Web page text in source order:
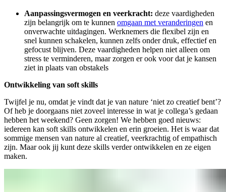
Aanpassingsvermogen en veerkracht: deze vaardigheden
zijn belangrijk om te kunnen omgaan met veranderingen en
onverwachte uitdagingen. Werknemers die flexibel zijn en
snel kunnen schakelen, kunnen zelfs onder druk, effectief en
gefocust blijven. Deze vaardigheden helpen niet alleen om
stress te verminderen, maar zorgen er ook voor dat je kansen
ziet in plaats van obstakels
Ontwikkeling van soft skills
Twijfel je nu, omdat je vindt dat je van nature ‘niet zo creatief bent’?
Of heb je doorgaans niet zoveel interesse in wat je collega’s gedaan
hebben het weekend? Geen zorgen! We hebben goed nieuws:
iedereen kan soft skills ontwikkelen en erin groeien. Het is waar dat
sommige mensen van nature al creatief, veerkrachtig of empathisch
zijn. Maar ook jij kunt deze skills verder ontwikkelen en ze eigen
maken.